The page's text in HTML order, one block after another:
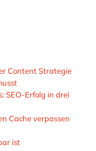
Content Strategie
SEO-Erfolg in drei
Cache verpassen
ist